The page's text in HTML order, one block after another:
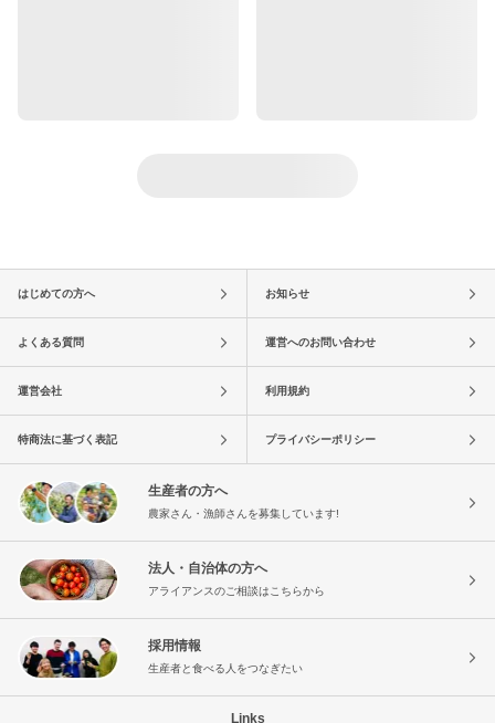
はじめての方へ お知らせ
よくある質問 運営へのお問い合わせ
運営会社 利用規約
特商法に基づく表記 プライバシーポリシー
生産者の方へ
農家さん・漁師さんを募集しています!
法人・自治体の方へ
アライアンスのご相談はこちらから
採用情報
生産者と食べる人をつなぎたい
Links